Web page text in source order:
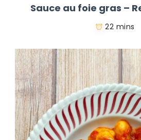
Sauce au foie gras –
22 mins